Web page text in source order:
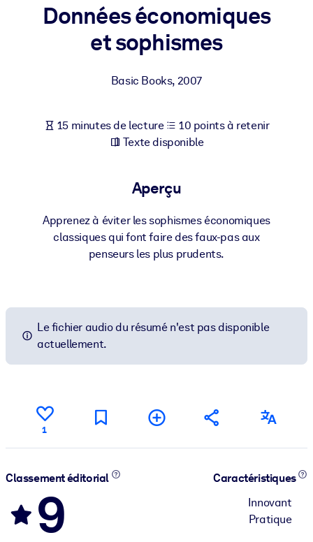
PAR SYSTÈME
Intégrez des connaissances vérifiées et concises dans votre
Pour bibliothèques d'entreprise
Enrichissez votre bibliothèque d'entreprise avec des
Pour les systèmes d’IA
Alimentez vos systèmes d'IA avec des connaissances fiables et
structurées pour améliorer les résultats.
Données économiques
et sophismes
Basic Books, 2007
15 minutes de lecture
10 points à retenir
Texte disponible
Aperçu
Apprenez à éviter les sophismes économiques
classiques qui font faire des faux-pas aux
penseurs les plus prudents.
Le fichier audio du résumé n'est pas disponible
actuellement.
1
Classement éditorial
9
Caractéristiques
Innovant
Pratique